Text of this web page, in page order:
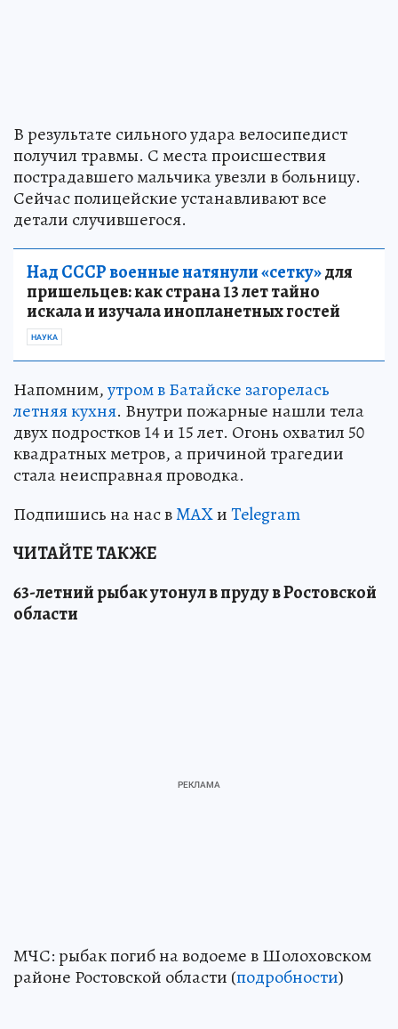
В результате сильного удара велосипедист
получил травмы. С места происшествия
пострадавшего мальчика увезли в больницу.
Сейчас полицейские устанавливают все
детали случившегося.
Над СССР военные натянули «сетку»для
пришельцев: как страна 13 лет тайно
искала и изучала инопланетных гостей
НАУКА
Напомним,утром в Батайске загорелась
летняя кухня. Внутри пожарные нашли тела
двух подростков 14 и 15 лет. Огонь охватил 50
квадратных метров, а причиной трагедии
стала неисправная проводка.
Подпишись на нас вMAXиTelegram
ЧИТАЙТЕ ТАКЖЕ
63-летний рыбак утонул в пруду в Ростовской
области
МЧС: рыбак погиб на водоеме в Шолоховском
районе Ростовской области (подробности)